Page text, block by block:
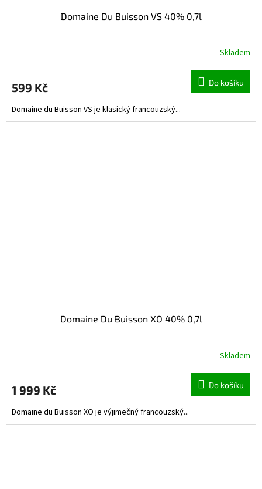
Domaine Du Buisson VS 40% 0,7l
Skladem
599 Kč Do košíku
Domaine du Buisson VS je klasický francouzský...
Domaine Du Buisson XO 40% 0,7l
Skladem
1 999 Kč Do košíku
Domaine du Buisson XO je výjimečný francouzský...